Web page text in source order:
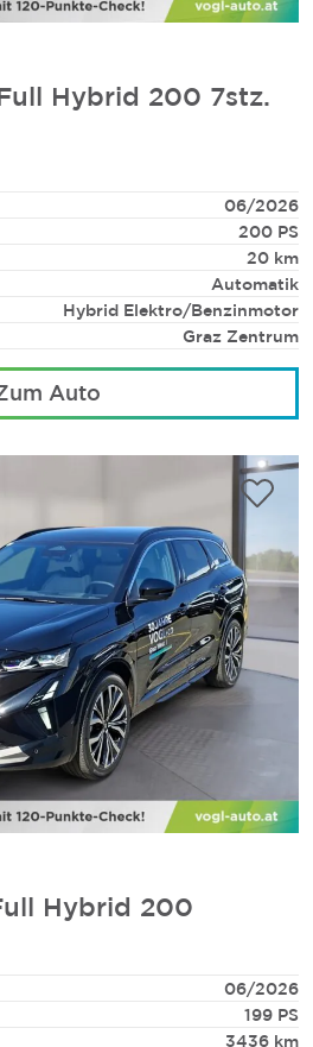
Hybrid 200 7stz.
06/2026
200 PS
20 km
Automatik
Hybrid Elektro/Benzinmotor
Graz Zentrum
Auto
Hybrid 200
06/2026
199 PS
3436 km